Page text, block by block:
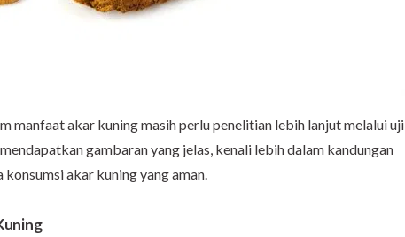
manfaat akar kuning masih perlu penelitian lebih lanjut melalui uji
gambaran yang jelas, kenali lebih dalam kandungan
akar kuning yang aman.